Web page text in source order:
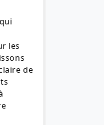
les
de